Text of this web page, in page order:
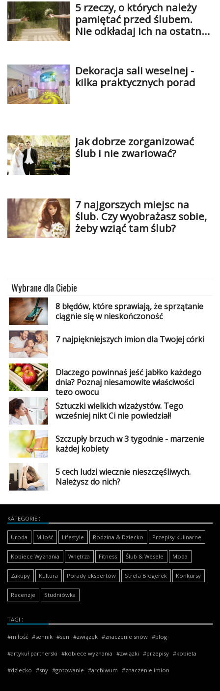
5 rzeczy, o których należy
pamiętać przed ślubem.
Nie odkładaj ich na ostatnią
Dekoracja sali weselnej -
kilka praktycznych porad
Jak dobrze zorganizować
ślub i nie zwariować?
7 najgorszych miejsc na
ślub. Czy wyobrażasz sobie,
żeby wziąć tam ślub?
Wybrane dla Ciebie
8 błędów, które sprawiają, że sprzątanie
ciągnie się w nieskończoność
7 najpiękniejszych imion dla Twojej córki
Dlaczego powinnaś jeść jabłko każdego
dnia? Poznaj niesamowite właściwości
tego owocu
Sztuczki wielkich wizażystów. Tego
wcześniej nikt Ci nie powiedział!
Szczupły brzuch w 3 tygodnie - marzenie
każdej kobiety
5 cech ludzi wiecznie nieszczęśliwych.
Należysz do nich?
KATEGORIE
Uroda Miłość Lifestyle Rodzina & Dziecko Przepisy kulinarne
Kobiece Wyznania Wnętrza Fitness Ślub & Wesele Moda
Zakupy Kultura Porady ekspertów Strefa Blogerek Konkursy
Recenzje Studniówka
TAGI
miłość sennik sen związek znaczenie snów blog
artykuł partnerski kobiece wyznania związki przepisy kobieta
dziecko sny gotowanie archiwum znaczenie imion